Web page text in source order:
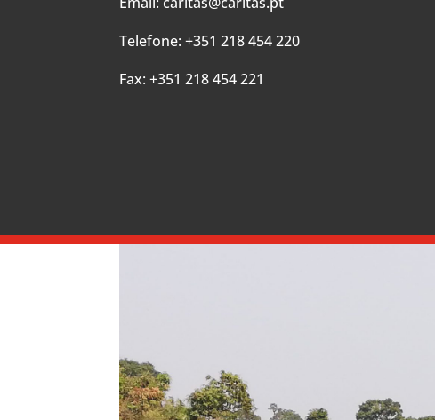
Telefone: +351 218 454 220
Fax: +351 218 454 221